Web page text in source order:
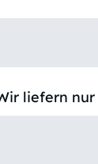
liefern